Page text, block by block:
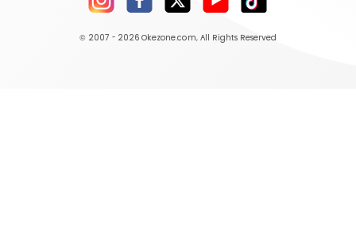
© 2007 - 2026 Okezone.com, All Rights Reserved